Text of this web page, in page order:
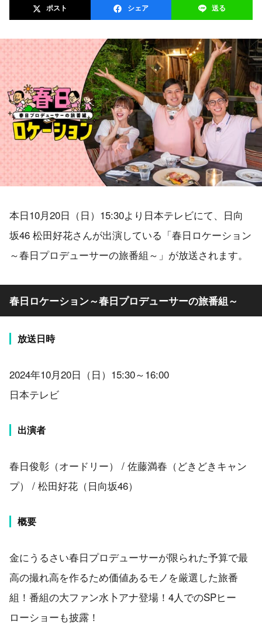
ポスト シェア 送る
本日10月20日（日）15:30より日本テレビにて、日向
坂46 松田好花さんが出演している「春日ロケーション
～春日プロデューサーの旅番組～」が放送されます。
春日ロケーション～春日プロデューサーの旅番組～
放送日時
2024年10月20日（日）15:30～16:00
日本テレビ
出演者
春日俊彰（オードリー） / 佐藤満春（どきどきキャン
プ） / 松田好花（日向坂46）
概要
金にうるさい春日プロデューサーが限られた予算で最
高の撮れ高を作るため価値あるモノを厳選した旅番
組！番組の大ファン水卜アナ登場！4人でのSPヒー
ローショーも披露！